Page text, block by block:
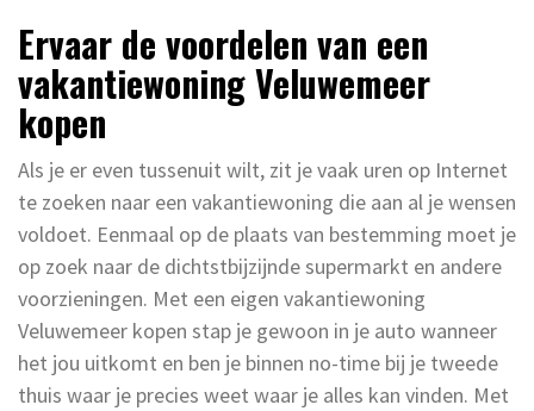
Ervaar de voordelen van een
vakantiewoning Veluwemeer
kopen
Als je er even tussenuit wilt, zit je vaak uren op Internet
te zoeken naar een vakantiewoning die aan al je wensen
voldoet. Eenmaal op de plaats van bestemming moet je
op zoek naar de dichtstbijzijnde supermarkt en andere
voorzieningen. Met een eigen vakantiewoning
Veluwemeer kopen stap je gewoon in je auto wanneer
het jou uitkomt en ben je binnen no-time bij je tweede
thuis waar je precies weet waar je alles kan vinden. Met